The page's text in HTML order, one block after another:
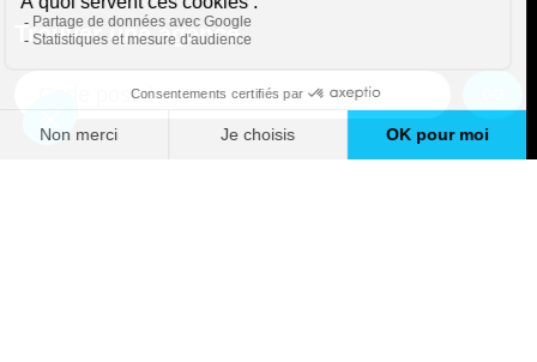
Trouver une agence